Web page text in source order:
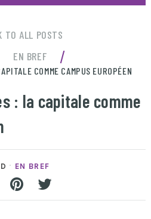
TO ALL POSTS
EN BREF /
COMME CAMPUS EUROPÉEN
: la capitale comme
EN BREF